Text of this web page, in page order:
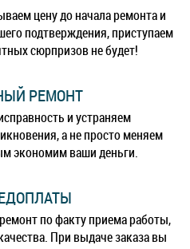
цену до начала ремонта и
подтверждения, приступаем
сюрпризов не будет!
РЕМОНТ
и устраняем
а не просто меняем
экономим ваши деньги.
по факту приема работы,
При выдаче заказа вы